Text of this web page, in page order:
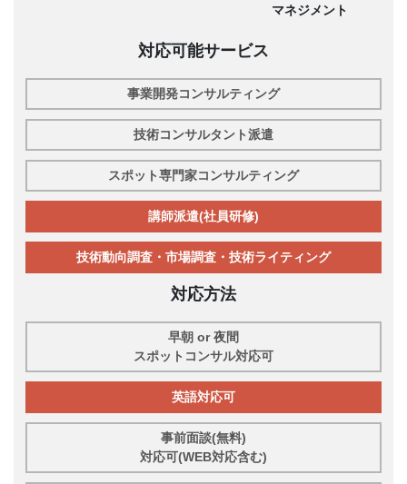
マネジメント
対応可能サービス
事業開発コンサルティング
技術コンサルタント派遣
スポット専門家コンサルティング
講師派遣(社員研修)
技術動向調査・市場調査・技術ライティング
対応方法
早朝 or 夜間
スポットコンサル対応可
英語対応可
事前面談(無料)
対応可(WEB対応含む)